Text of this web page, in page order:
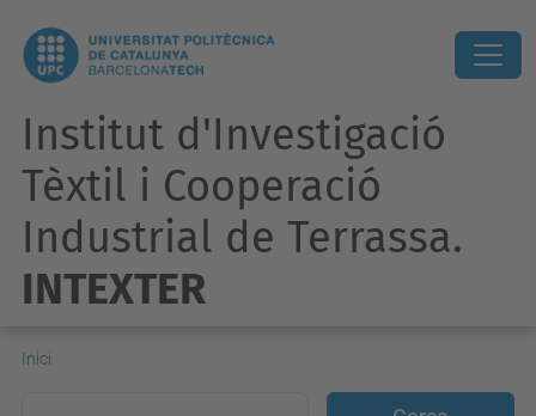
Institut d'Investigació
Tèxtil i Cooperació
Industrial de Terrassa.
INTEXTER
Inici